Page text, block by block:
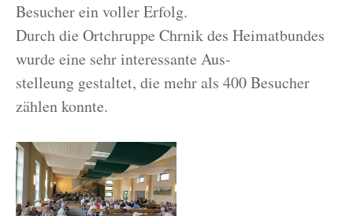
Besucher ein voller Erfolg.
Durch die Ortchruppe Chrnik des Heimatbundes
wurde eine sehr interessante Aus-
stelleung gestaltet, die mehr als 400 Besucher
zählen konnte.